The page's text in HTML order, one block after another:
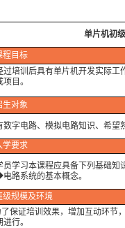
单片机初
程目标
过培训后具有单片机开发实际工
目。
生对象
数字电路、模拟电路知识、希望
学要求
习本课程应具备下列基础知
系统的基本概念。
级规模及环境
证培训效果，增加互动环节，
进行。